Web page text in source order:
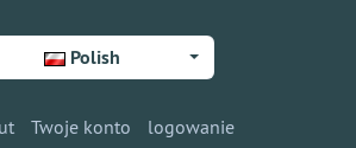
Polish
Twoje konto logowanie